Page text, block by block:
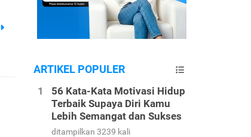
ARTIKEL POPULER
56 Kata-Kata Motivasi Hidup
Terbaik Supaya Diri Kamu
Lebih Semangat dan Sukses
ditampilkan 3239 kali